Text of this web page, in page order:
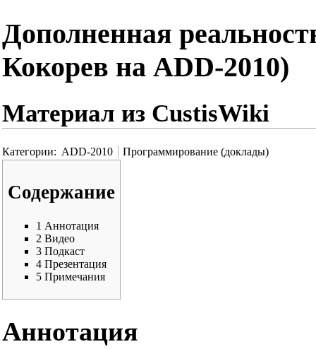
Дополненная
Кокорев на ADD-2010)
Материал из CustisWiki
Категории: ADD-2010 Программирование (доклады)
Содержание
1 Аннотация
2 Видео
3 Подкаст
4 Презентация
5 Примечания
Аннотация